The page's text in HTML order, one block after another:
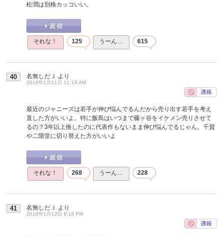
松潤は別格カッコいい。
それな！ 125 うーん… 615
40 名無しだＪ より
2016年1月11日 11:18 AM
最近のジャニーズは若手が伸び悩んでるんだから売り出す若手を考え
直した方がいいよ。特に飯島はいつまで藤ヶ谷をイケメン売りさせて
るの？3年以上推したのに代表作もないまま伸び悩んでるじゃん。千賀
や二階堂に切り替えた方がいいよ
それな！ 268 うーん… 228
41 名無しだＪ より
2016年1月12日 8:18 PM